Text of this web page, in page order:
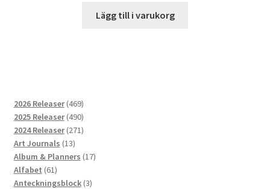
Lägg till i varukorg
2026 Releaser 469469
produkter
2025 Releaser 490490
produkter
2024 Releaser 271271
Art Journals 1313
produkter
Album & Planners 1717
Alfabet 6161
produkter
Anteckningsblock 33